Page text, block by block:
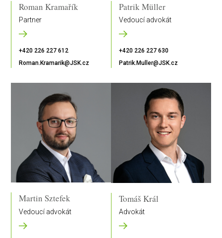
Roman Kramařík
Partner
+420 226 227 612
Roman.Kramarik@JSK.cz
Patrik Müller
Vedoucí advokát
+420 226 227 630
Patrik.Muller@JSK.cz
Martin Sztefek
Vedoucí advokát
Tomáš Král
Advokát